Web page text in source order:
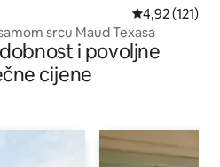
Prosječna
4,92 (121)
srcu Maud Texasa
i povoljne
cijene